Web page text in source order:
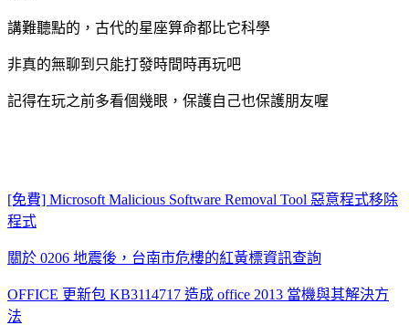
講難聽點的，古代的星座算命都比它科學
非真的無聊到只能打發時間時再玩吧
記得在玩之前多看個幾眼，保護自己也保護朋友喔
[免費] Microsoft Malicious Software Removal Tool 惡意程式移除
程式
關於 0206 地震後，台南市危樓的紅黃標資訊查詢
OFFICE 更新包 KB3114717 造成 office 2013 當機與其解決方
法